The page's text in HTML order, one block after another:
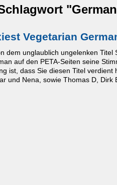
Vegetarian
dem unglaublich ungelenken
auf den PETA-Seiten seine
ist, dass Sie diesen Titel
und Nena, sowie Thomas D,